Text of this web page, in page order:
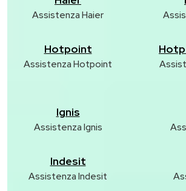
Assistenza Haier
Hotpoint
Assistenza Hotpoint
Ignis
Assistenza Ignis
Indesit
Assistenza Indesit